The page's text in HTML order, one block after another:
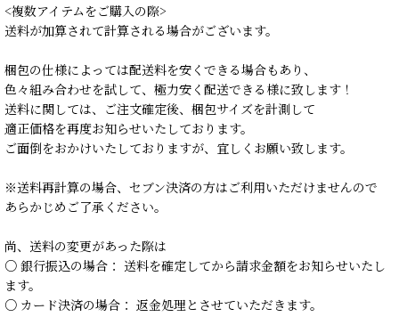
<複数アイテムをご購入の際>
送料が加算されて計算される場合がございます。
梱包の仕様によっては配送料を安くできる場合もあり、
色々組み合わせを試して、極力安く配送できる様に致します！
送料に関しては、ご注文確定後、梱包サイズを計測して
適正価格を再度お知らせいたしております。
ご面倒をおかけいたしておりますが、宜しくお願い致します。
※送料再計算の場合、セブン決済の方はご利用いただけませんので
あらかじめご了承ください。
尚、送料の変更があった際は
○ 銀行振込の場合： 送料を確定してから請求金額をお知らせいたし
ます。
○ カード決済の場合： 返金処理とさせていただきます。